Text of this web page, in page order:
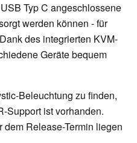
Typ C angeschlossene
werden können - für
des integrierten KVM-
Geräte bequem
Beleuchtung zu finden,
Support ist vorhanden.
Release-Termin liegen